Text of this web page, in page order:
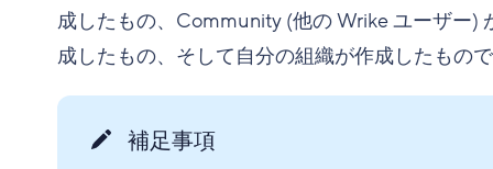
成したもの、Community (他の Wrike ユーザー)
成したもの、そして自分の組織が作成したもの
補足事項